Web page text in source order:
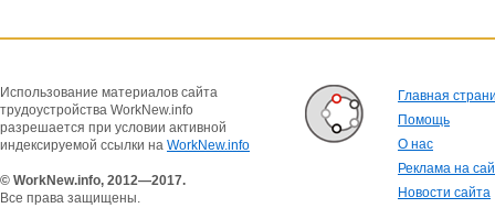
Использование материалов сайта
трудоустройства WorkNew.info
разрешается при условии активной
индексируемой ссылки на WorkNew.info
© WorkNew.info, 2012—2017.
Все права защищены.
Главная
Помощь
О нас
Реклама на
Новости сайта